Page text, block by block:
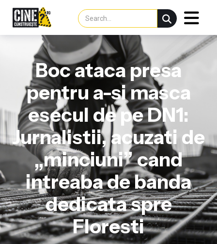
Boc ataca presa
pentru a-si masca
esecul de pe DN1:
Jurnalistii, acuzati de
„minciuni” cand
intreaba de banda
dedicata spre
Floresti